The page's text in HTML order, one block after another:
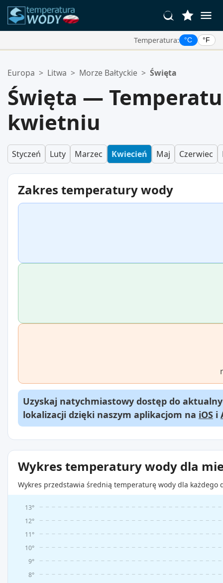
Temperatura: °C °F
Twoja lista ulubionych jest pusta.
Europa > Litwa > Morze Bałtyckie > Święta
Święta —
kwietniu
Styczeń Luty Marzec Kwiecień Maj Czerwiec
Zakres temperatury wody
Uzyskaj natychmiastowy dostęp do
lokalizacji dzięki naszym aplikacjom na iOS i
Wykres temperatury wody dla
Wykres przedstawia średnią temperaturę wody dla
8°
9°
10°
11°
12°
13°